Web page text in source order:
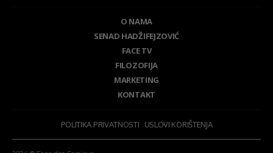
O NAMA
SENAD HADŽIFEJZOVIĆ
FACE TV
FILOZOFIJA
MARKETING
KONTAKT
POLITIKA PRIVATNOSTI USLOVI KORIŠTENJA